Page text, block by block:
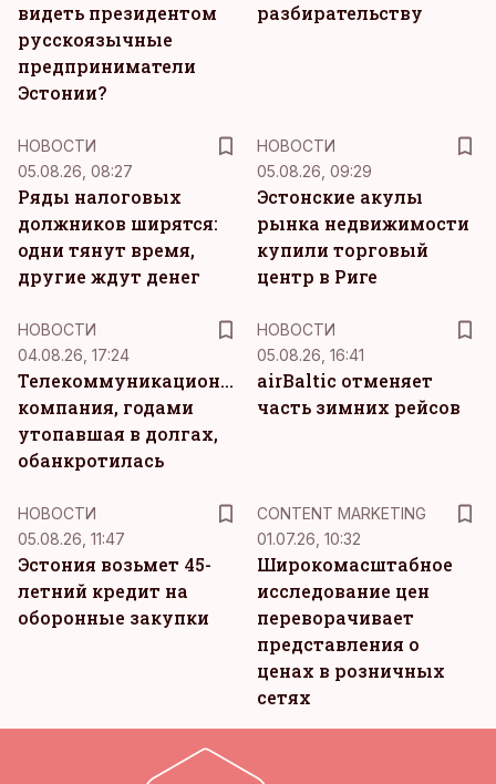
видеть президентом
русскоязычные
предприниматели
Эстонии?
разбирательству
НОВОСТИ
05.08.26, 08:27
Ряды налоговых
должников ширятся:
одни тянут время,
другие ждут денег
НОВОСТИ
05.08.26, 09:29
Эстонские акулы
рынка недвижимости
купили торговый
центр в Риге
НОВОСТИ
04.08.26, 17:24
Телекоммуникационная
компания, годами
утопавшая в долгах,
обанкротилась
НОВОСТИ
05.08.26, 16:41
airBaltic отменяет
часть зимних рейсов
НОВОСТИ
05.08.26, 11:47
Эстония возьмет 45-
летний кредит на
оборонные закупки
CONTENT MARKETING
01.07.26, 10:32
Широкомасштабное
исследование цен
переворачивает
представления о
ценах в розничных
сетях